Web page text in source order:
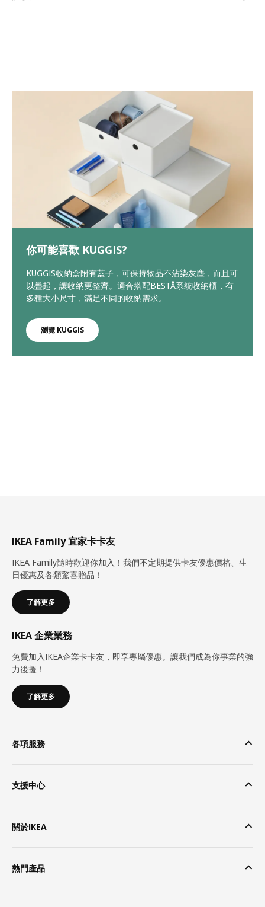
你可能喜歡 KUGGIS?
KUGGIS收納盒附有蓋子，可保持物品不沾染灰塵，而且可
以疊起，讓收納更整齊。適合搭配BESTÅ系統收納櫃，有
多種大小尺寸，滿足不同的收納需求。
瀏覽 KUGGIS
IKEA Family 宜家卡卡友
IKEA Family隨時歡迎你加入！我們不定期提供卡友優惠價格、生
日優惠及各類驚喜贈品！
了解更多
IKEA 企業業務
免費加入IKEA企業卡卡友，即享專屬優惠。讓我們成為你事業的強
力後援！
了解更多
各項服務
支援中心
關於IKEA
熱門產品